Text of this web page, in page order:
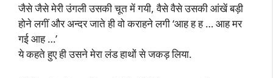
जैसे जैसे मेरी उंगली उसकी चूत में गयी, वैसे वैसे उसकी आंखें बड़ी
होने लगीं और अन्दर जाते ही वो कराहने लगी ‘आह ह ह … आह मर
गई आह …’
ये कहते हुए ही उसने मेरा लंड हाथों से जकड़ लिया.